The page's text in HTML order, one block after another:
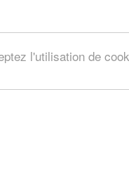
l'utilisation de